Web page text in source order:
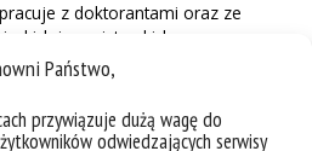
Państwo,
przywiązuje dużą wagę do
odwiedzających serwisy
z doktorantami oraz ze
i magisterskich w
i przy przygotowywaniu prac
na międzynarodowych
w sesjach specjalnych, a także
i krajowych